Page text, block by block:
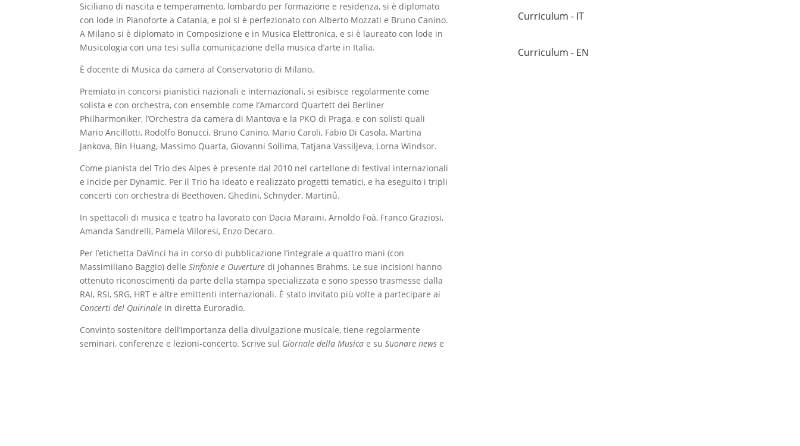
Siciliano di nascita e temperamento, lombardo per formazione e residenza, si è diplomato
con lode in Pianoforte a Catania, e poi si è perfezionato con Alberto Mozzati e Bruno Canino.
A Milano si è diplomato in Composizione e in Musica Elettronica, e si è laureato con lode in
Musicologia con una tesi sulla comunicazione della musica d’arte in Italia.
È docente di Musica da camera al Conservatorio di Milano.
Premiato in concorsi pianistici nazionali e internazionali, si esibisce regolarmente come
solista e con orchestra, con ensemble come l’Amarcord Quartett dei Berliner
Philharmoniker, l’Orchestra da camera di Mantova e la PKO di Praga, e con solisti quali
Mario Ancillotti, Rodolfo Bonucci, Bruno Canino, Mario Caroli, Fabio Di Casola, Martina
Jankova, Bin Huang, Massimo Quarta, Giovanni Sollima, Tatjana Vassiljeva, Lorna Windsor.
Come pianista del Trio des Alpes è presente dal 2010 nel cartellone di festival internazionali
e incide per Dynamic. Per il Trio ha ideato e realizzato progetti tematici, e ha eseguito i tripli
concerti con orchestra di Beethoven, Ghedini, Schnyder, Martinů.
In spettacoli di musica e teatro ha lavorato con Dacia Maraini, Arnoldo Foà, Franco Graziosi,
Amanda Sandrelli, Pamela Villoresi, Enzo Decaro.
Per l’etichetta DaVinci ha in corso di pubblicazione l’integrale a quattro mani (con
Massimiliano Baggio) delleSinfonie e Ouverture di Johannes Brahms. Le sue incisioni hanno
ottenuto riconoscimenti da parte della stampa specializzata e sono spesso trasmesse dalla
RAI, RSI, SRG, HRT e altre emittenti internazionali. È stato invitato più volte a partecipare ai
Concerti del Quirinale in diretta Euroradio.
Convinto sostenitore dell’importanza della divulgazione musicale, tiene regolarmente
seminari, conferenze e lezioni-concerto. Scrive sul Giornale della Musica e suSuonare news e
Curriculum - IT
Curriculum - EN